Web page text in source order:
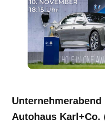
Unternehmerabend
Autohaus Karl+Co.